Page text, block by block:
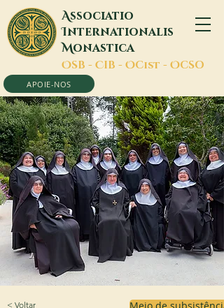
Associatio
Internationalis
Monastica
OSB - CIB - OCist - OCSO
APOIE-NOS
< Voltar